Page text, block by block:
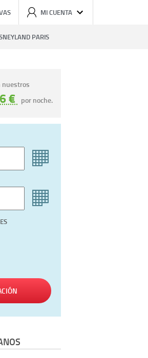
MI CUENTA
PARIS
nuestros
€ por noche.